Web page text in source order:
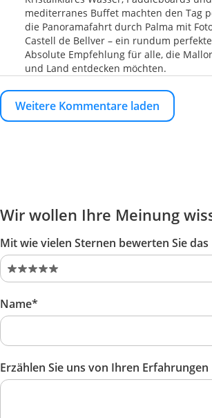
mediterranes Buffet machten den Tag
die Panoramafahrt durch Palma mit
Castell de Bellver – ein rundum
Absolute Empfehlung für alle, die
und Land entdecken möchten.
Weitere Kommentare laden
Wir wollen Ihre Meinung
Mit wie vielen Sternen bewerten Sie das
Name*
Erzählen Sie uns von Ihren Erfahrungen